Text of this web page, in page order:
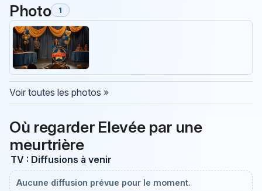
Photo 1
Voir toutes les photos »
Où regarder Elevée par une
meurtrière
TV : Diffusions à venir
Aucune diffusion prévue pour le moment.